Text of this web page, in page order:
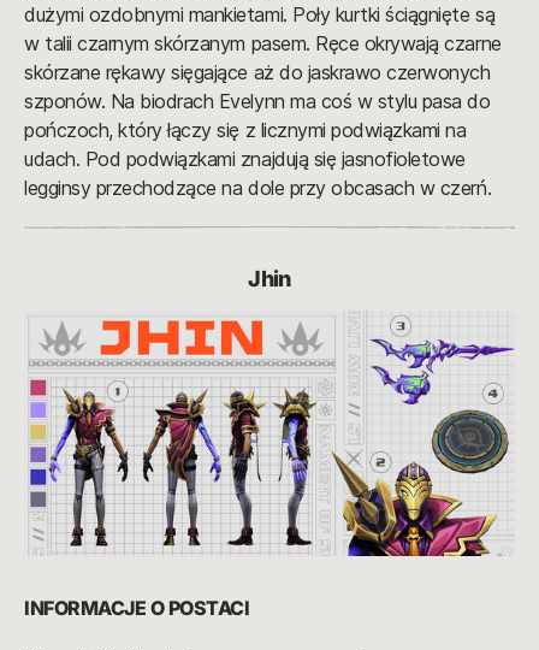
dużymi ozdobnymi mankietami. Poły kurtki ściągnięte są
w talii czarnym skórzanym pasem. Ręce okrywają czarne
skórzane rękawy sięgające aż do jaskrawo czerwonych
szponów. Na biodrach Evelynn ma coś w stylu pasa do
pończoch, który łączy się z licznymi podwiązkami na
udach. Pod podwiązkami znajdują się jasnofioletowe
legginsy przechodzące na dole przy obcasach w czerń.
Jhin
INFORMACJE O POSTACI